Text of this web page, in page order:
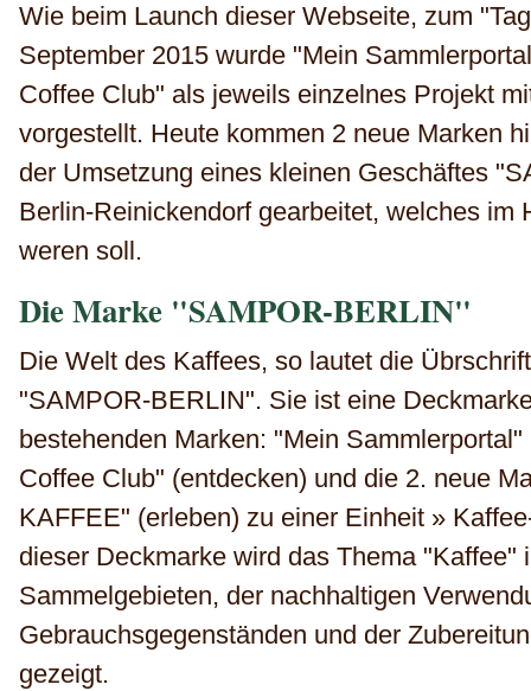
Wie beim Launch dieser Webseite, zum
September 2015 wurde "Mein
Coffee Club" als jeweils einzelnes Projekt
vorgestellt. Heute kommen 2 neue Marken
der Umsetzung eines kleinen Geschäftes
Berlin-Reinickendorf gearbeitet, welches im
weren soll.
Die Marke "SAMPOR-BERLIN"
Die Welt des Kaffees, so lautet die
"SAMPOR-BERLIN". Sie ist eine
bestehenden Marken: "Mein
Coffee Club" (entdecken) und die 2. neue
KAFFEE" (erleben) zu einer Einheit »
dieser Deckmarke wird das Thema "Kaffee"
Sammelgebieten, der nachhaltigen
Gebrauchsgegenständen und der
gezeigt.